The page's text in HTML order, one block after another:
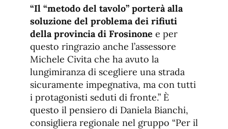
fuente.
“Il “metodo del tavolo” porterà alla
soluzione del problema dei rifiuti
della provincia di Frosinone e per
questo ringrazio anche l’assessore
Michele Civita che ha avuto la
lungimiranza di scegliere una strada
sicuramente impegnativa, ma con tutti
i protagonisti seduti di fronte.” È
questo il pensiero di Daniela Bianchi,
consigliera regionale nel gruppo “Per il